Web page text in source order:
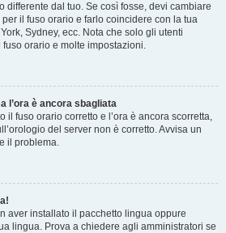
differente dal tuo. Se così fosse, devi cambiare
il fuso orario e farlo coincidere con la tua
Sydney, ecc. Nota che solo gli utenti
orario e molte impostazioni.
l’ora è ancora sbagliata
il fuso orario corretto e l’ora è ancora scorretta,
del server non è corretto. Avvisa un
il problema.
aver installato il pacchetto lingua oppure
lingua. Prova a chiedere agli amministratori se